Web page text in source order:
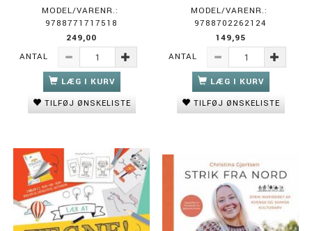
MODEL/VARENR.:
9788771717518
249,00
ANTAL
LÆG I KURV
TILFØJ ØNSKELISTE
MODEL/VARENR.:
9788702262124
149,95
ANTAL
LÆG I KURV
TILFØJ ØNSKELISTE